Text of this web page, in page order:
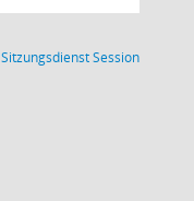
SitzungsdienstSession(Wird in